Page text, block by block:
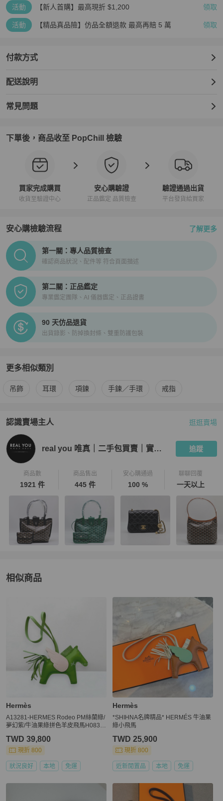
活動 【新人首購】最高現折 $1,200 領取
活動 【精品真品險】仿品全額退款 最高再賠 5 萬 領取
付款方式
配送說明
常見問題
下單後，商品收至 PopChill 檢驗
買家完成購買
收貨至驗證中心
安心購驗證
正品鑑定 品質檢查
驗證通過出貨
平台發貨給買家
安心購檢驗流程 了解更多
PopChill拍拍圈正品驗證、安心購檢驗流程介紹
第一關：專人品質檢查
確認商品狀況、配件等 符合頁面描述
第二關：正品鑑定
專業鑑定團隊、AI 儀器鑑定、正品證書
90 天仿品退貨
出貨錄影、防掉換封條、雙重防護包裝
更多相似類別
更多Hermès女士配件 相似商品推薦
吊飾 耳環 項鍊 手鍊／手環 戒指
認識賣場主人
PopChill 拍拍圈嚴選賣家 real you 唯真｜二手包買賣｜實體門
逛逛賣場
real you 唯真｜二手包買賣｜實體門市 追蹤
商品數
1921 件
商品售出
445 件
安心購通過
100 %
聊聊回覆
一天以上
相似商品
推薦精品
Hermès
A13281-HERMES Rodeo PM絲蘭綠/
夢幻紫/牛油果綠拼色羊皮飛馬H0830
TWD 39,800
現折 800
狀況良好 本地 免運
Hermès
*SHIHNA名牌精品* HERMÉS 牛油果
綠小飛馬
TWD 25,900
現折 800
近新閒置品 本地 免運